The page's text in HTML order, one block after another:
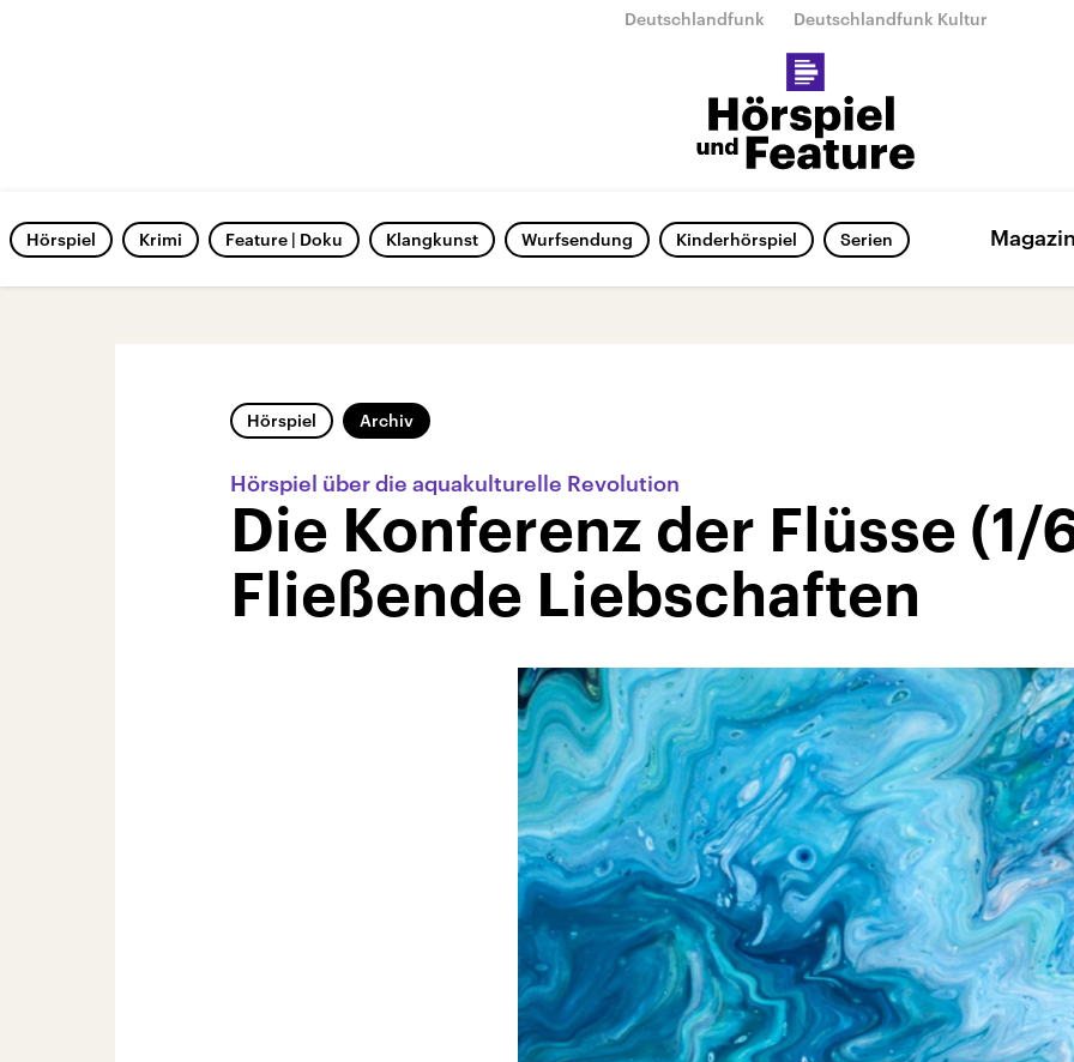
Deutschlandfunk Deutschlandfunk Kultur
Hörspiel Krimi Feature | Doku Klangkunst Wurfsendung Kinderhörspiel Serien Magazin
Hörspiel Archiv
Hörspiel über die aquakulturelle Revolution
Die Konferenz der Flüsse (1/
Fließende Liebschaften